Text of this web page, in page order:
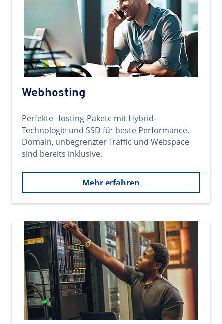
Webhosting
Perfekte Hosting-Pakete mit Hybrid-
Technologie und SSD für beste Performance.
Domain, unbegrenzter Traffic und Webspace
sind bereits inklusive.
Mehr erfahren